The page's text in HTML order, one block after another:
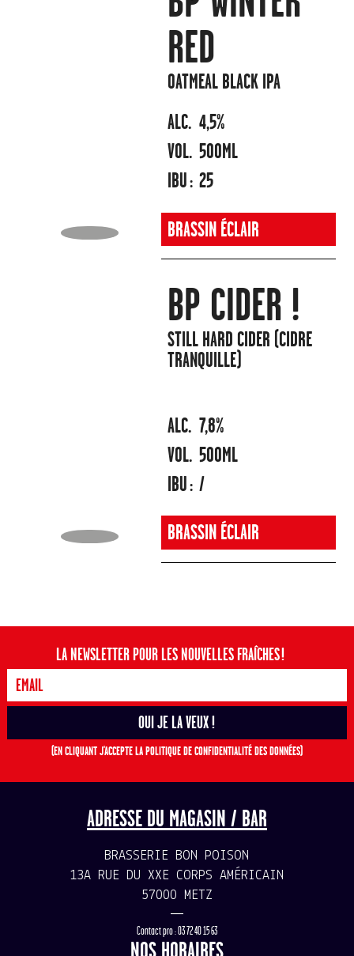
RED
OATMEAL BLACK IPA
ALC. 4,5%
VOL. 500ML
IBU : 25
BRASSIN ÉCLAIR
BP CIDER !
STILL HARD CIDER (CIDRE
TRANQUILLE)
ALC. 7,8%
VOL. 500ML
IBU : /
BRASSIN ÉCLAIR
LA NEWSLETTER POUR LES NOUVELLES FRAÎCHES !
(EN CLIQUANT J'ACCEPTE LA POLITIQUE DE CONFIDENTIALITÉ DES DONNÉES)
ADRESSE DU MAGASIN / BAR
BRASSERIE BON POISON
13A RUE DU XXE CORPS AMÉRICAIN
57000 METZ
—
Contact pro : 03 72 40 15 63